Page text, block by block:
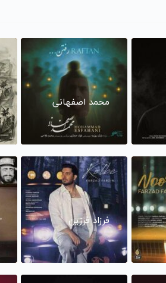
محمد اصفهانی
فرزاد فرزین